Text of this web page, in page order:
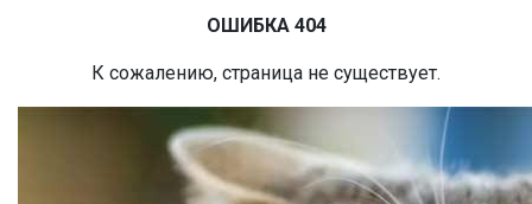
ОШИБКА 404
К сожалению, страница не существует.